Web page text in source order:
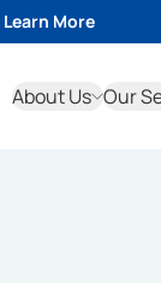
Learn More
About Us Our